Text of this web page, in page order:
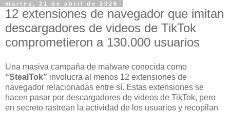
martes, 21 de abril de 2026
12 extensiones de navegador que imitan
descargadores de videos de TikTok
comprometieron a 130.000 usuarios
Una masiva campaña de malware conocida como
“StealTok” involucra al menos 12 extensiones de
navegador relacionadas entre sí. Estas extensiones se
hacen pasar por descargadores de videos de TikTok, pero
en secreto rastrean la actividad de los usuarios y recopilan